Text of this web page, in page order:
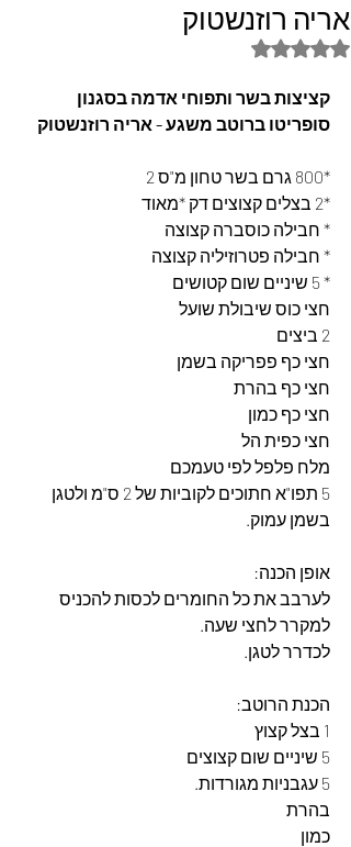
אריה רוזנשטוק
דירוג של NaN מתוך 5 כוכבים
קציצות בשר ותפוחי אדמה בסגנון
סופריטו ברוטב משגע - אריה רוזנשטוק
*800 גרם בשר טחון מ"ס 2
*2 בצלים קצוצים דק *מאוד
* חבילה כוסברה קצוצה
* חבילה פטרוזיליה קצוצה
* 5 שיניים שום קטושים
חצי כוס שיבולת שועל
2 ביצים
חצי כף פפריקה בשמן
חצי כף בהרת
חצי כף כמון
חצי כפית הל
מלח פלפל לפי טעמכם
5 תפו"א חתוכים לקוביות של 2 ס"מ ולטגן
בשמן עמוק.
אופן הכנה:
לערבב את כל החומרים לכסות להכניס
למקרר לחצי שעה.
לכדרר לטגן.
הכנת הרוטב:
1 בצל קצוץ
5 שיניים שום קצוצים
5 עגבניות מגורדות.
בהרת
כמון